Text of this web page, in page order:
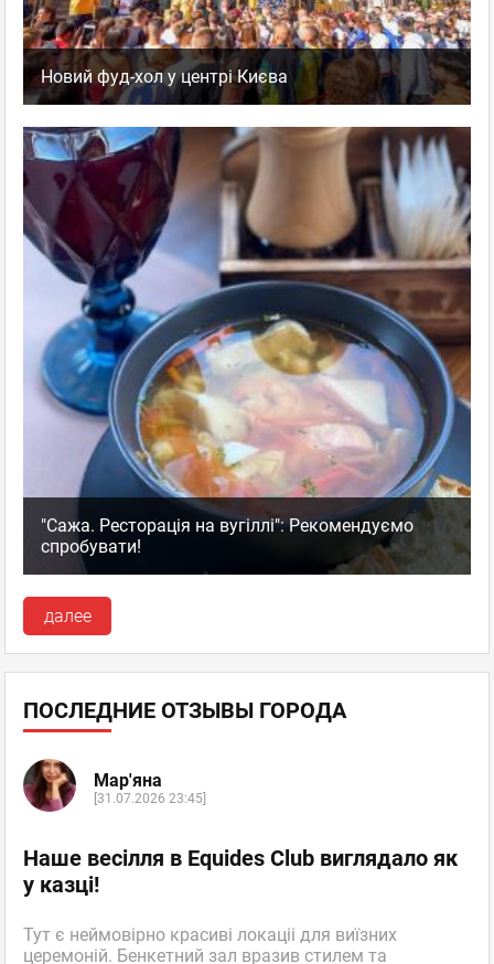
Новий фуд-хол у центрі Києва
"Сажа. Ресторація на вугіллі": Рекомендуємо
спробувати!
далее
ПОСЛЕДНИЕ ОТЗЫВЫ ГОРОДА
Мар'яна
[31.07.2026 23:45]
Наше весілля в Equides Club виглядало як
у казці!
Тут є неймовірно красиві локаціі для виїзних
церемоній. Бенкетний зал вразив стилем та